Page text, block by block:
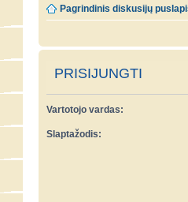
Pagrindinis diskusijų
PRISIJUNGTI
Vartotojo vardas:
Slaptažodis: